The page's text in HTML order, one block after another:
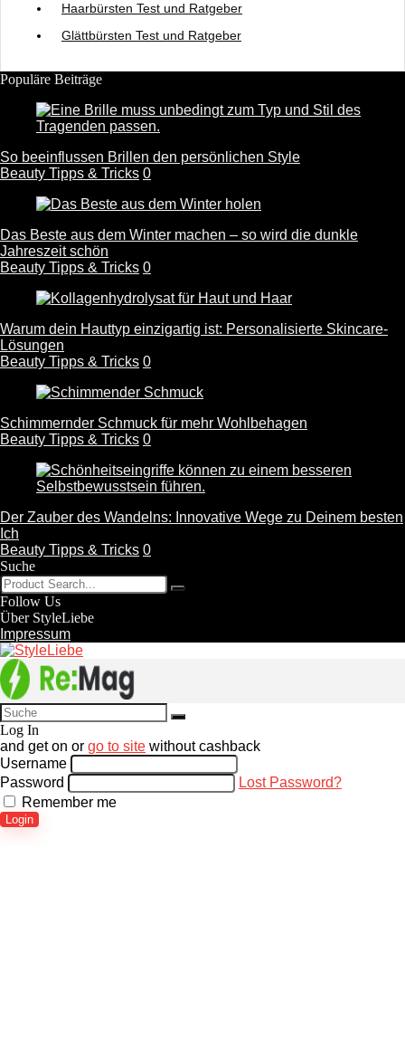
Haarbürsten Test und Ratgeber
Glättbürsten Test und Ratgeber
Populäre Beiträge
So beeinflussen Brillen den persönlichen Style
Beauty Tipps & Tricks 0
Das Beste aus dem Winter machen – so wird die dunkle
Jahreszeit schön
Beauty Tipps & Tricks 0
Warum dein Hauttyp einzigartig ist: Personalisierte Skincare-
Lösungen
Beauty Tipps & Tricks 0
Schimmernder Schmuck für mehr Wohlbehagen
Beauty Tipps & Tricks 0
Der Zauber des Wandelns: Innovative Wege zu Deinem besten
Ich
Beauty Tipps & Tricks 0
Suche
Follow Us
Über StyleLiebe
Impressum
Log In
and geton or go to site without cashback
Username
Password
Lost Password?
Remember me
Login